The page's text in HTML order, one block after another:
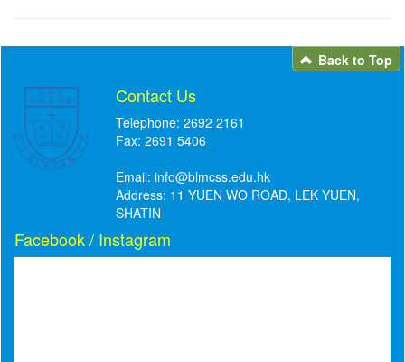
Back to Top
Contact Us
Telephone: 2692 2161
Fax: 2691 5406
Email: info@blmcss.edu.hk
Address: 11 YUEN WO ROAD, LEK YUEN,
SHATIN
Facebook / Instagram